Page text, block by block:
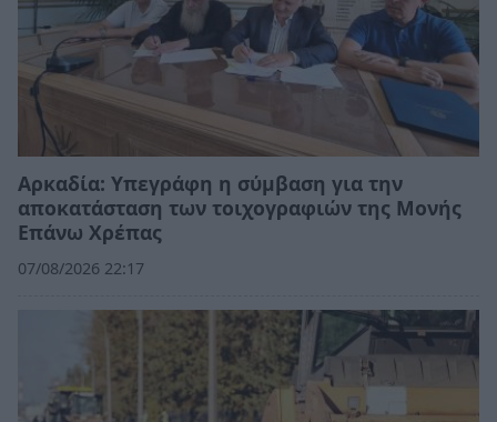
Αρκαδία: Υπεγράφη η σύμβαση για την
αποκατάσταση των τοιχογραφιών της Μονής
Επάνω Χρέπας
07/08/2026 22:17